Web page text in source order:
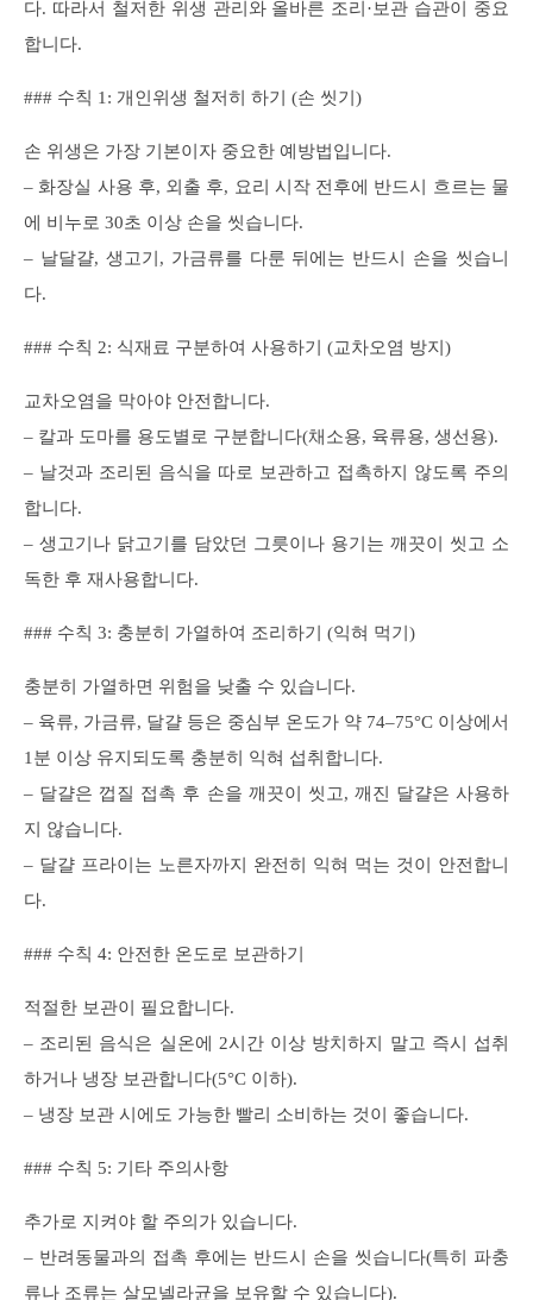
다. 따라서 철저한 위생 관리와 올바른 조리·보관 습관이 중요
합니다.
### 수칙 1: 개인위생 철저히 하기 (손 씻기)
손 위생은 가장 기본이자 중요한 예방법입니다.
– 화장실 사용 후, 외출 후, 요리 시작 전후에 반드시 흐르는 물
에 비누로 30초 이상 손을 씻습니다.
– 날달걀, 생고기, 가금류를 다룬 뒤에는 반드시 손을 씻습니
다.
### 수칙 2: 식재료 구분하여 사용하기 (교차오염 방지)
교차오염을 막아야 안전합니다.
– 칼과 도마를 용도별로 구분합니다(채소용, 육류용, 생선용).
– 날것과 조리된 음식을 따로 보관하고 접촉하지 않도록 주의
합니다.
– 생고기나 닭고기를 담았던 그릇이나 용기는 깨끗이 씻고 소
독한 후 재사용합니다.
### 수칙 3: 충분히 가열하여 조리하기 (익혀 먹기)
충분히 가열하면 위험을 낮출 수 있습니다.
– 육류, 가금류, 달걀 등은 중심부 온도가 약 74–75°C 이상에서
1분 이상 유지되도록 충분히 익혀 섭취합니다.
– 달걀은 껍질 접촉 후 손을 깨끗이 씻고, 깨진 달걀은 사용하
지 않습니다.
– 달걀 프라이는 노른자까지 완전히 익혀 먹는 것이 안전합니
다.
### 수칙 4: 안전한 온도로 보관하기
적절한 보관이 필요합니다.
– 조리된 음식은 실온에 2시간 이상 방치하지 말고 즉시 섭취
하거나 냉장 보관합니다(5°C 이하).
– 냉장 보관 시에도 가능한 빨리 소비하는 것이 좋습니다.
### 수칙 5: 기타 주의사항
추가로 지켜야 할 주의가 있습니다.
– 반려동물과의 접촉 후에는 반드시 손을 씻습니다(특히 파충
류나 조류는 살모넬라균을 보유할 수 있습니다).